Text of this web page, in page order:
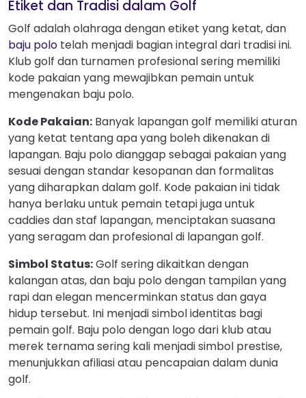
Etiket dan Tradisi dalam Golf
Golf adalah olahraga dengan etiket yang ketat, dan
baju polo telah menjadi bagian integral dari tradisi ini.
Klub golf dan turnamen profesional sering memiliki
kode pakaian yang mewajibkan pemain untuk
mengenakan baju polo.
Kode Pakaian: Banyak lapangan golf memiliki aturan
yang ketat tentang apa yang boleh dikenakan di
lapangan. Baju polo dianggap sebagai pakaian yang
sesuai dengan standar kesopanan dan formalitas
yang diharapkan dalam golf. Kode pakaian ini tidak
hanya berlaku untuk pemain tetapi juga untuk
caddies dan staf lapangan, menciptakan suasana
yang seragam dan profesional di lapangan golf.
Simbol Status:Golf sering dikaitkan dengan
kalangan atas, dan baju polo dengan tampilan yang
rapi dan elegan mencerminkan status dan gaya
hidup tersebut. Ini menjadi simbol identitas bagi
pemain golf. Baju polo dengan logo dari klub atau
merek ternama sering kali menjadi simbol prestise,
menunjukkan afiliasi atau pencapaian dalam dunia
golf.